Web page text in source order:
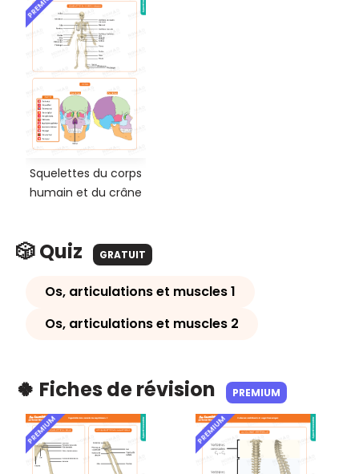
Squelettes du corps
humain et du crâne
🎲 Quiz GRATUIT
Os, articulations et muscles 1
Os, articulations et muscles 2
🍀 Fiches de révision PREMIUM
PREMIUM PREMIUM